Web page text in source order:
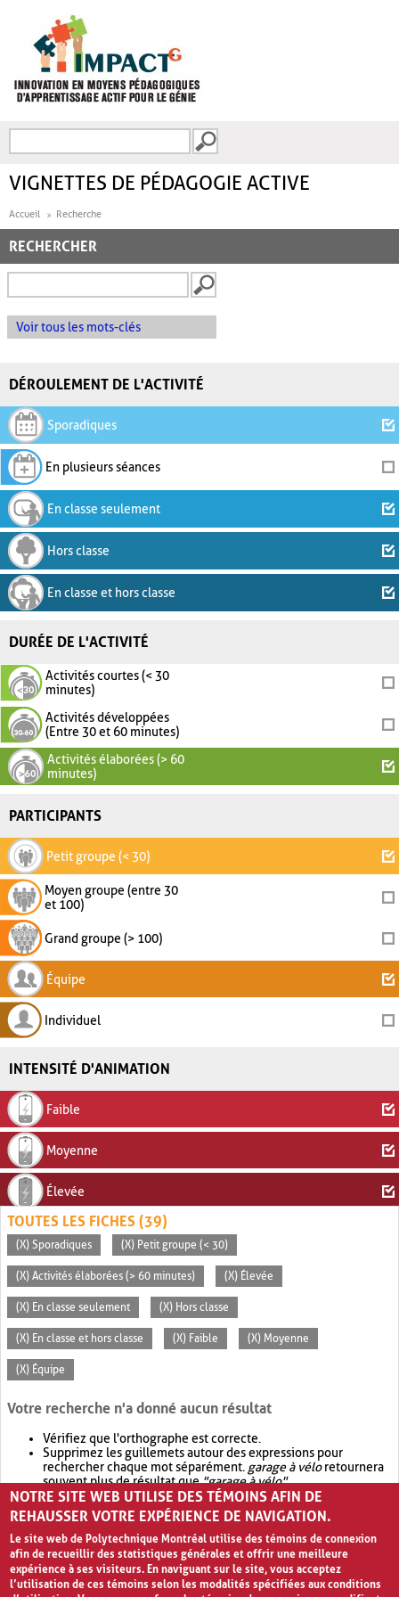
FORMULAIRE DE
VIGNETTES DE PÉDAGOGIE ACTIVE
Accueil Recherche
RECHERCHER
Voir tous les mots-clés
DÉROULEMENT DE L'ACTIVITÉ
Sporadiques
En plusieurs séances
En classe seulement
Hors classe
En classe et hors classe
DURÉE DE L'ACTIVITÉ
Activités courtes (< 30
minutes)
Activités développées
(Entre 30 et 60 minutes)
Activités élaborées (> 60
minutes)
PARTICIPANTS
Petit groupe (< 30)
Moyen groupe (entre 30
et 100)
Grand groupe (> 100)
Équipe
Individuel
INTENSITÉ D'ANIMATION
Faible
Moyenne
Élevée
TOUTES LES FICHES (39)
(X) Sporadiques (X) Petit groupe (< 30)
(X) Activités élaborées (> 60 minutes) (X) Élevée
(X) En classe seulement (X) Hors classe
(X) En classe et hors classe (X) Faible (X) Moyenne
(X) Équipe
Votre recherche n'a donné aucun résultat
Vérifiez que l'orthographe est correcte.
Supprimez les guillemets autour des expressions pour
rechercher chaque mot séparément. garage à véloretournera
souvent plus de résultat que"garage à vélo".
Envisagez d'élargir votre recherche avec OR.garage OR vélo
retournera souvent plus de résultat quegarage à vélo
NOTRE SITE WEB UTILISE DES TÉMOINS AFIN DE
REHAUSSER VOTRE EXPÉRIENCE DE NAVIGATION.
Le site web de Polytechnique Montréal utilise des témoins de connexion
afin de recueillir des statistiques générales et offrir une meilleure
expérience à ses visiteurs. En naviguant sur le site, vous acceptez
l’utilisation de ces témoins selon les modalités spécifiées aux conditions